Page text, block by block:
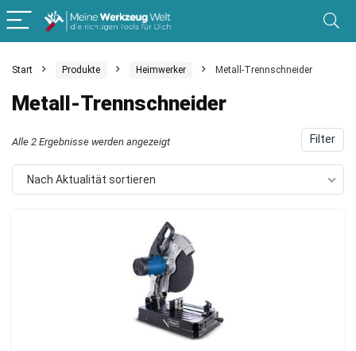
Start Produkte Heimwerker Metall-Trennschneider
Metall-Trennschneider
Filter
Alle 2 Ergebnisse werden angezeigtNach
Aktualität
Nach Aktualität sortieren